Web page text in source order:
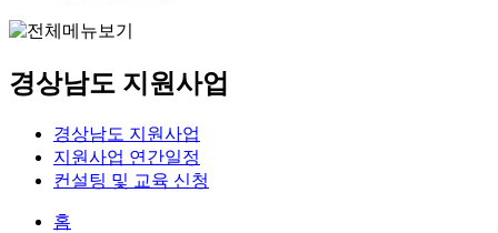
경상남도 지원사업
경상남도 지원사업
지원사업 연간일정
컨설팅 및 교육 신청
홈